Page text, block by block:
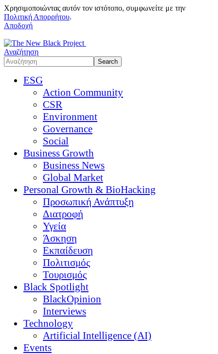
Χρησιμοποιώντας αυτόν τον ιστότοπο, συμφωνείτε με την
Πολιτική Απορρήτου.
Αποδοχή
Αναζήτηση
ESG
Action Community
CSR
Environment
Governance
Social
Business Growth
Business News
Global Market
Personal Growth & BioHacking
Προσωπική Ανάπτυξη
Διατροφή
Υγεία
Άσκηση
Εκπαίδευση
Πολιτισμός
Τουρισμός
Black Spotlight
BlackOpinion
Interviews
Technology
Artificial Intelligence (AI)
Events